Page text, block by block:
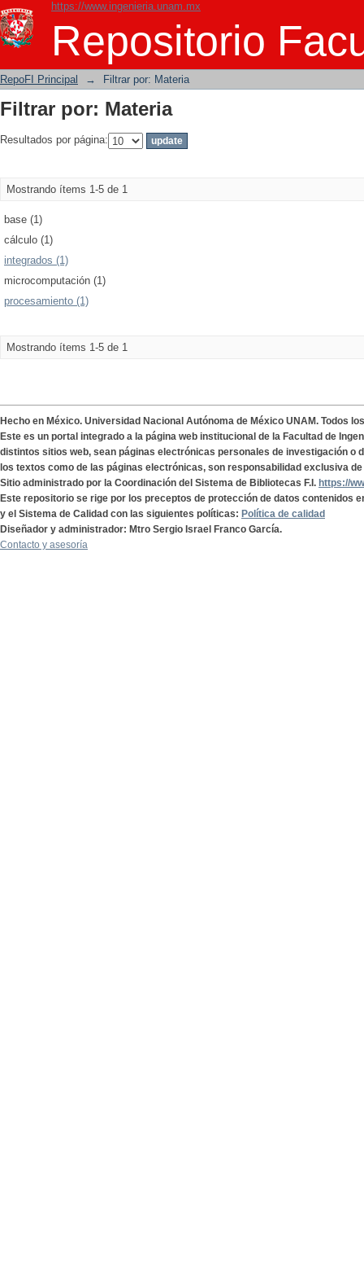
https://www.ingenieria.unam.mx
Repositorio
Filtrar por: Materia
RepoFI Principal → Filtrar por: Materia
Filtrar por: Materia
Resultados por página:
Mostrando ítems 1-5 de 1
base (1)
cálculo (1)
integrados (1)
microcomputación (1)
procesamiento (1)
Mostrando ítems 1-5 de 1
Hecho en México. Universidad Nacional Autónoma de México UNAM. Todos
Este es un portal integrado a la página web institucional de la Facultad de
distintos sitios web, sean páginas electrónicas personales de investigación o
los textos como de las páginas electrónicas, son responsabilidad exclusiva
Sitio administrado por la Coordinación del Sistema de Bibliotecas F.I. https://
Este repositorio se rige por los preceptos de protección de datos contenidos
y el Sistema de Calidad con las siguientes políticas: Política de calidad
Diseñador y administrador: Mtro Sergio Israel Franco García.
Contacto y asesoría